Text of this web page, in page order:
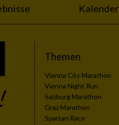
Kalender
Themen
Vienna City Marathon
Vienna Night Run
Salzburg Marathon
Graz Marathon
Spartan Race